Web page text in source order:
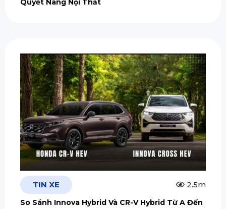
Quyết Nâng Nội Thất
TIN XE 2.5m
So Sánh Innova Hybrid Và CR-V Hybrid Từ A Đến